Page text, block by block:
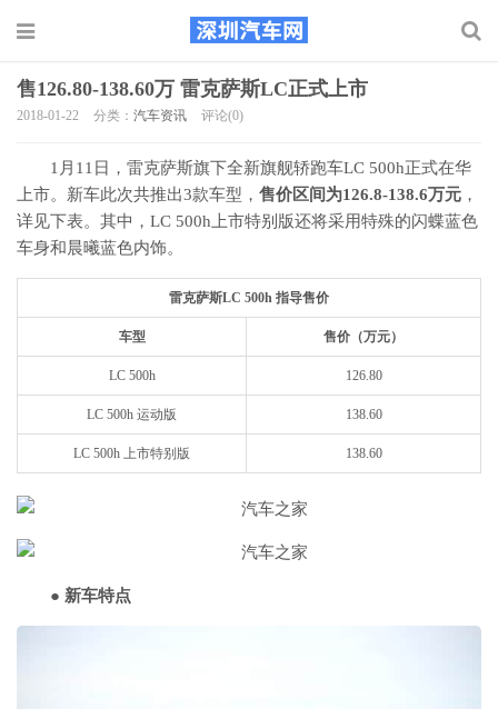
售126.80-138.60万 雷克萨斯LC正式上市
2018-01-22 分类： 汽车资讯 评论(0)
1月11日，雷克萨斯旗下全新旗舰轿跑车LC 500h正式在华
上市。新车此次共推出3款车型， 售价区间为126.8-138.6万元 ，
详见下表。其中，LC 500h上市特别版还将采用特殊的闪蝶蓝色
车身和晨曦蓝色内饰。
雷克萨斯LC 500h 指导售价
车型 售价（万元）
LC 500h 126.80
LC 500h 运动版 138.60
LC 500h 上市特别版 138.60
● 新车特点